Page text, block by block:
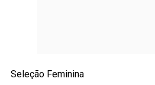
Seleção Feminina